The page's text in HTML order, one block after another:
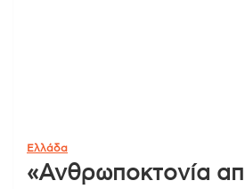
Ελλάδα
«Ανθρωποκτονία